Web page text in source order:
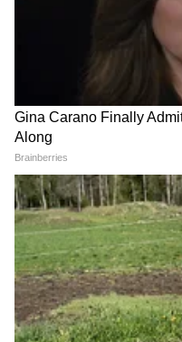
Image Credit :Pinterest
३. प्लांट्स लँडस्केप
तुमची बाग लहान असेल,
लँडस्केप तयार करू
थेट जमिनीवर किंवा
पांढऱ्या दगडांनी
दिसेल.
5